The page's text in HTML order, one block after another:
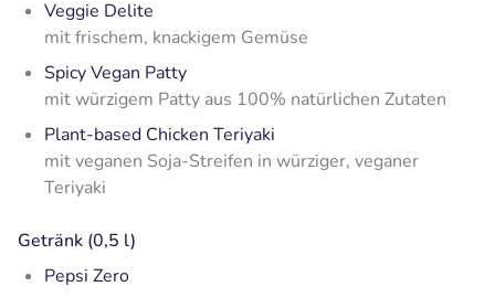
Veggie Delite
mit frischem, knackigem Gemüse
Spicy Vegan Patty
mit würzigem Patty aus 100% natürlichen Zutaten
Plant-based Chicken Teriyaki
mit veganen Soja-Streifen in würziger, veganer
Teriyaki
Getränk (0,5 l)
Pepsi Zero